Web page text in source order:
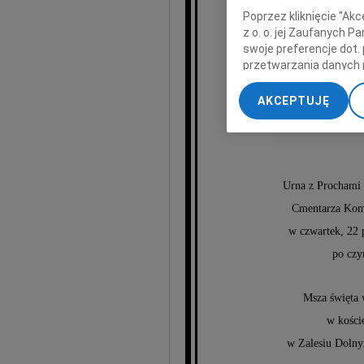
Urna z Prochami
Cmentarza
w czwartek, 22
po
Msza święta
w
w Zalesiu
Poprzez kliknięcie
z o. o. jej Zaufanych
swoje preferencje dot.
przetwarzania danych
„Ustawienia
My, nasi Zaufani
dokładnych danych
Przechowywanie
AKCEPTUJĘ